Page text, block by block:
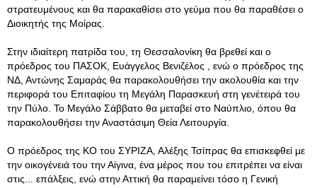
στρατευμένους και θα παρακαθίσει στο γεύμα που θα παραθέσει ο
Διοικητής της Μοίρας.
Στην ιδιαίτερη πατρίδα του, τη Θεσσαλονίκη θα βρεθεί και ο
πρόεδρος του ΠΑΣΟΚ, Ευάγγελος Βενιζέλος , ενώ ο πρόεδρος της
ΝΔ, Αντώνης Σαμαράς θα παρακολουθήσει την ακολουθία και την
περιφορά του Επιταφίου τη Μεγάλη Παρασκευή στη γενέτειρά του
την Πύλο. Το Μεγάλο Σάββατο θα μεταβεί στο Ναύπλιο, όπου θα
παρακολουθήσει την Αναστάσιμη Θεία Λειτουργία.
Ο πρόεδρος της ΚΟ του ΣΥΡΙΖΑ, Αλέξης Τσίπρας θα επισκεφθεί με
την οικογένειά του την Αίγινα, ένα μέρος που του επιτρέπει να είναι
στις... επάλξεις, ενώ στην Αττική θα παραμείνει τόσο η Γενική